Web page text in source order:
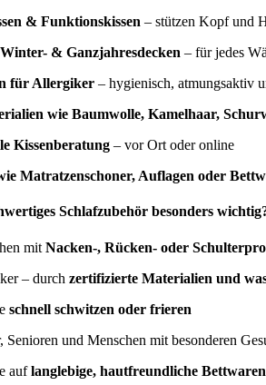
& Funktionskissen – stützen Kopf und
& Ganzjahresdecken – für jedes
für Allergiker – hygienisch, atmungsaktiv
wie Baumwolle, Kamelhaar,
Kissenberatung – vor Ort oder online
Matratzenschoner, Auflagen oder
Schlafzubehör besonders
mit Nacken-, Rücken- oder
– durch zertifizierte Materialien und
schnell schwitzen oder frieren
Senioren und Menschen mit besonderen
auflanglebige, hautfreundliche Bettwaren